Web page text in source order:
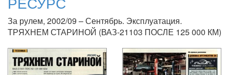
За рулем, 2002/09 – Сентябрь. Эксплуатация.
ТРЯХНЕМ СТАРИНОЙ (ВАЗ-21103 ПОСЛЕ 125 000 КМ)